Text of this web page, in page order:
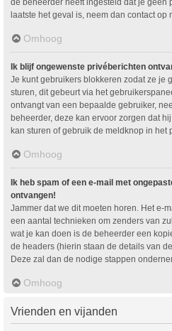
laatste het geval is, neem dan contact op
Omhoog
Ik blijf ongewenste privéberichten
Je kunt gebruikers blokkeren zodat ze je
sturen, dit gebeurt via het
ontvangt van een bepaalde gebruiker,
beheerder, deze kan ervoor zorgen dat
kan sturen of gebruik de meldknop in het
Omhoog
Ik heb spam of een e-mail met
ontvangen!
Jammer dat we dit moeten horen. Het e-
een aantal technieken om zenders van
wat je kan doen is de beheerder een
de headers (hierin staan de details van
Deze zal dan de nodige stappen
Omhoog
Vrienden en vijanden